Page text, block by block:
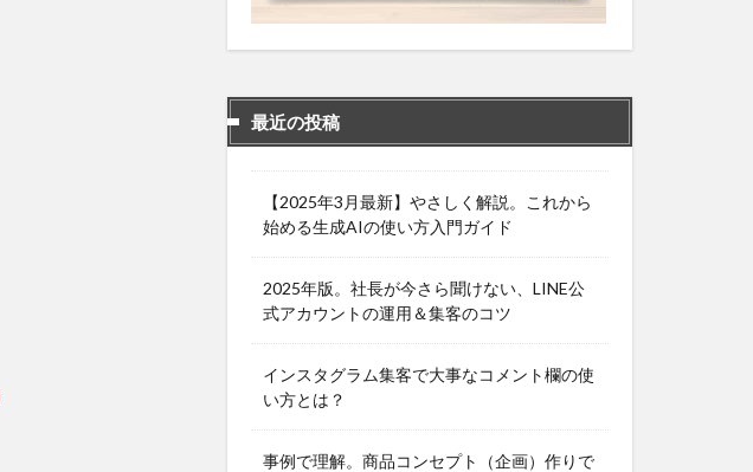
最近の投稿
【2025年3月最新】やさしく解説。これから
始める生成AIの使い方入門ガイド
2025年版。社長が今さら聞けない、LINE公
式アカウントの運用＆集客のコツ
インスタグラム集客で大事なコメント欄の使
い方とは？
事例で理解。商品コンセプト（企画）作りで